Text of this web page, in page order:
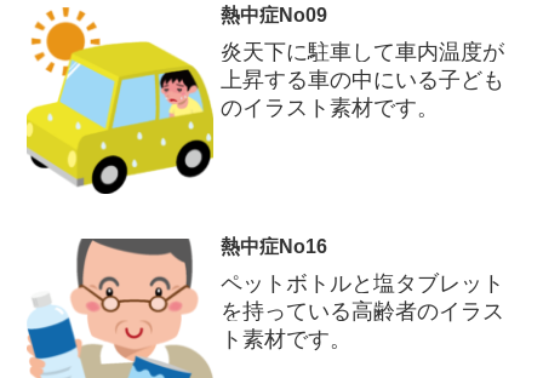
熱中症No09
炎天下に駐車して車内温度が
上昇する車の中にいる子ども
のイラスト素材です。
熱中症No16
ペットボトルと塩タブレット
を持っている高齢者のイラス
ト素材です。